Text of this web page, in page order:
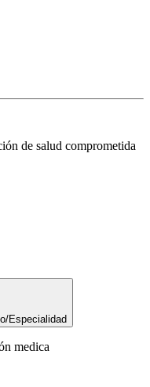
de salud comprometida
Especialidad
medica